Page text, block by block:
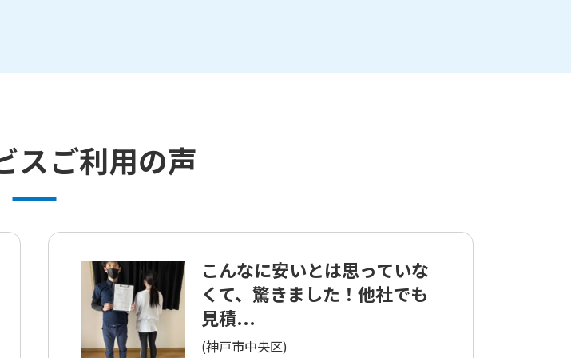
スご利用の声
こんなに安いとは思っていな
くて、驚きました！他社でも
見積...
(神戸市中央区)